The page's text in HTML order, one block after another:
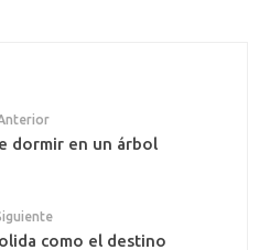
dormir en un árbol
como el destino